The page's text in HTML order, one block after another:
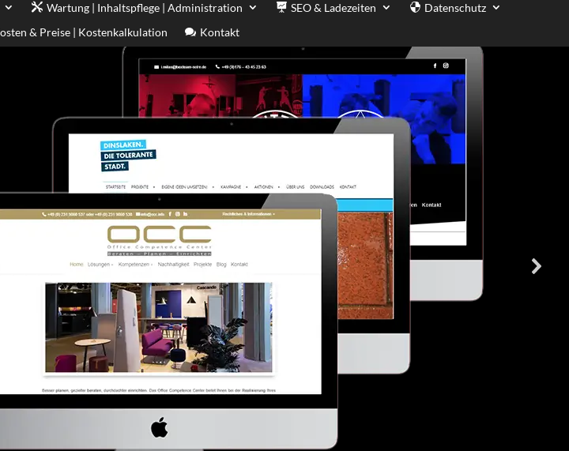
Wartung | Inhaltspflege | Administration SEO & Ladezeiten
Datenschutz
& Preise | Kostenkalkulation Kontakt